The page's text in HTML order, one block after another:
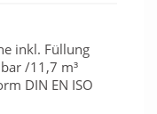
inkl. Füllung
/11,7 m³
DIN EN ISO